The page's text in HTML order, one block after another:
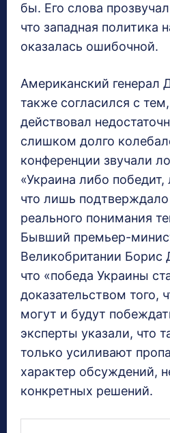
бы. Его слова
что западная политика
оказалась ошибочной.
Американский генерал
также согласился с
действовал
слишком долго
конференции звучали
«Украина либо победит,
что лишь подтверждало
реального понимания
Бывший премьер-
Великобритании Борис
что «победа Украины
доказательством того,
могут и будут
эксперты указали, что
только усиливают
характер обсуждений,
конкретных решений.